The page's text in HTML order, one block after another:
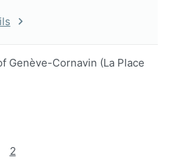
Genève-Cornavin (La Place
2